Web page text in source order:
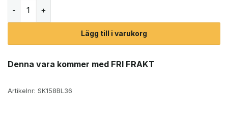
Lägg till i varukorg
Denna vara kommer med FRI FRAKT
Artikelnr: SK158BL36